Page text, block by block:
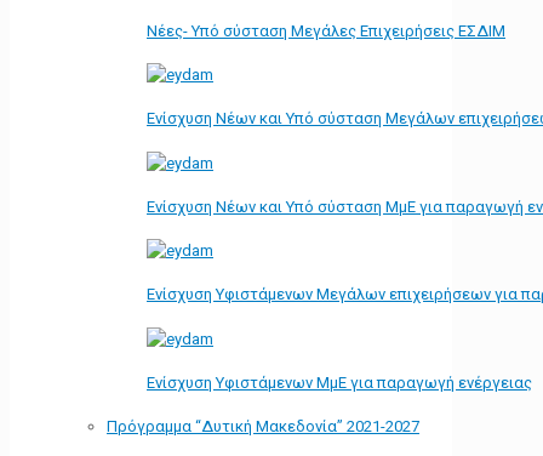
Νέες- Υπό σύσταση Μεγάλες Επιχειρήσεις ΕΣΔΙΜ
Ενίσχυση Νέων και Υπό σύσταση Μεγάλων
Ενίσχυση Νέων και Υπό σύσταση ΜμΕ για παραγωγή
Ενίσχυση Υφιστάμενων Μεγάλων επιχειρήσεων για
Ενίσχυση Υφιστάμενων ΜμΕ για παραγωγή ενέργειας
Πρόγραμμα “Δυτική Μακεδονία” 2021-2027